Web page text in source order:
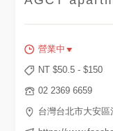
營業中
NT $50.5 - $150
02 2369 6659
台灣台北市大安區